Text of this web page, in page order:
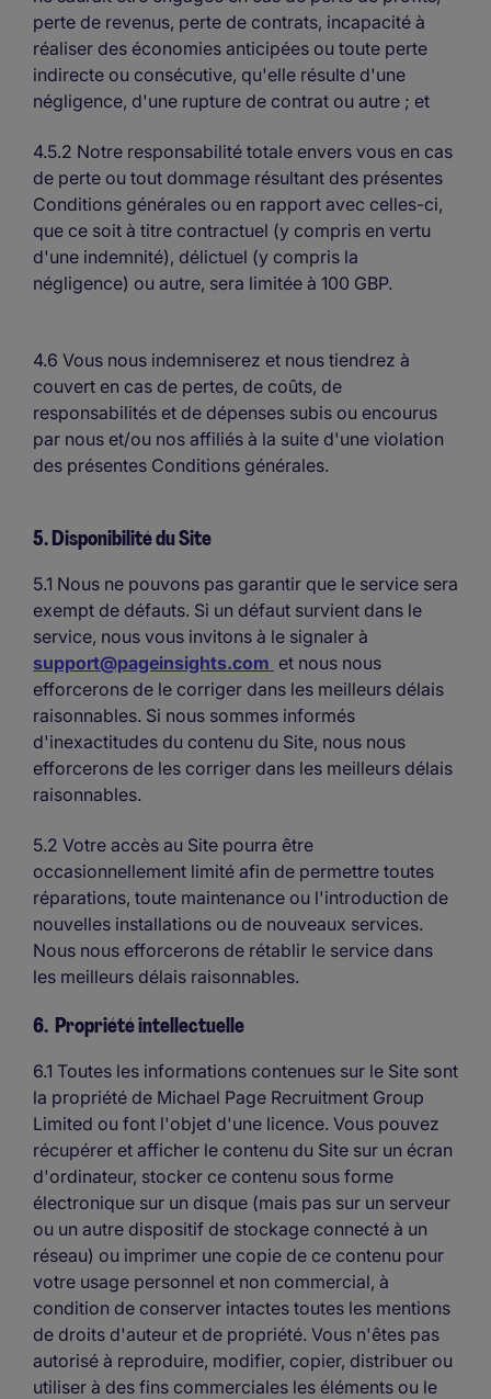
perte de revenus, perte de contrats, incapacité à
réaliser des économies anticipées ou toute perte
indirecte ou consécutive, qu'elle résulte d'une
négligence, d'une rupture de contrat ou autre ; et
4.5.2 Notre responsabilité totale envers vous en cas
de perte ou tout dommage résultant des présentes
Conditions générales ou en rapport avec celles-ci,
que ce soit à titre contractuel (y compris en vertu
d'une indemnité), délictuel (y compris la
négligence) ou autre, sera limitée à 100 GBP.
4.6 Vous nous indemniserez et nous tiendrez à
couvert en cas de pertes, de coûts, de
responsabilités et de dépenses subis ou encourus
par nous et/ou nos affiliés à la suite d'une violation
des présentes Conditions générales.
5. Disponibilité du Site
5.1 Nous ne pouvons pas garantir que le service sera
exempt de défauts. Si un défaut survient dans le
service, nous vous invitons à le signaler à
support@pageinsights.com et nous nous
efforcerons de le corriger dans les meilleurs délais
raisonnables. Si nous sommes informés
d'inexactitudes du contenu du Site, nous nous
efforcerons de les corriger dans les meilleurs délais
raisonnables.
5.2 Votre accès au Site pourra être
occasionnellement limité afin de permettre toutes
réparations, toute maintenance ou l'introduction de
nouvelles installations ou de nouveaux services.
Nous nous efforcerons de rétablir le service dans
les meilleurs délais raisonnables.
6. Propriété intellectuelle
6.1 Toutes les informations contenues sur le Site sont
la propriété de Michael Page Recruitment Group
Limited ou font l'objet d'une licence. Vous pouvez
récupérer et afficher le contenu du Site sur un écran
d'ordinateur, stocker ce contenu sous forme
électronique sur un disque (mais pas sur un serveur
ou un autre dispositif de stockage connecté à un
réseau) ou imprimer une copie de ce contenu pour
votre usage personnel et non commercial, à
condition de conserver intactes toutes les mentions
de droits d'auteur et de propriété. Vous n'êtes pas
autorisé à reproduire, modifier, copier, distribuer ou
utiliser à des fins commerciales les éléments ou le